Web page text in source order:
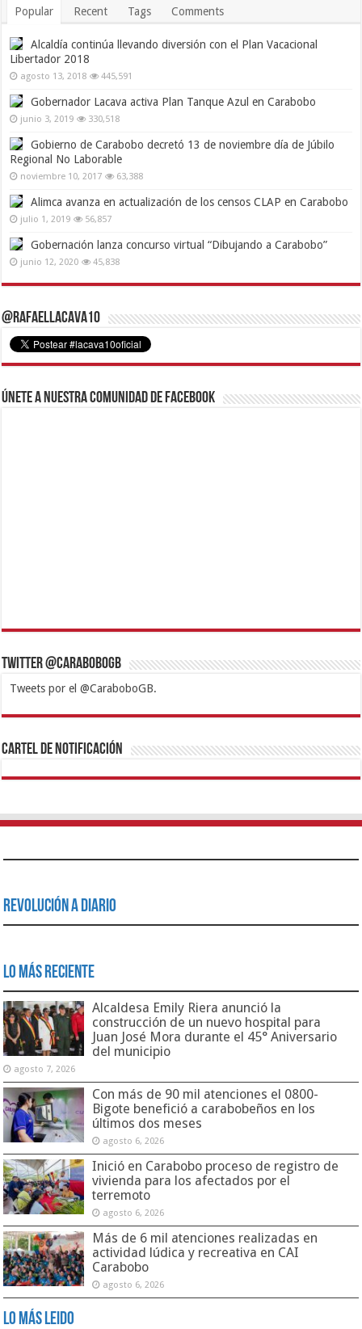
Popular Recent Tags Comments
Alcaldía continúa llevando diversión con el Plan Vacacional
Libertador 2018
agosto 13, 2018 445,591
Gobernador Lacava activa Plan Tanque Azul en Carabobo
junio 3, 2019 330,518
Gobierno de Carabobo decretó 13 de noviembre día de Júbilo
Regional No Laborable
noviembre 10, 2017 63,388
Alimca avanza en actualización de los censos CLAP en Carabobo
julio 1, 2019 56,857
Gobernación lanza concurso virtual “Dibujando a Carabobo”
junio 12, 2020 45,838
@RafaelLacava10
Únete a nuestra comunidad de Facebook
Twitter @CaraboboGB
Tweets por el @CaraboboGB.
1xbetBetturkeyBetistKralbetSupertotobetTipobetMatadorbetMariobet
https://mvbcasino.com/
Cartel de Notificación
Revolución a Diario
Lo Más Reciente
Alcaldesa Emily Riera anunció la
construcción de un nuevo hospital para
Juan José Mora durante el 45° Aniversario
del municipio
agosto 7, 2026
Con más de 90 mil atenciones el 0800-
Bigote benefició a carabobeños en los
últimos dos meses
agosto 6, 2026
Inició en Carabobo proceso de registro de
vivienda para los afectados por el
terremoto
agosto 6, 2026
Más de 6 mil atenciones realizadas en
actividad lúdica y recreativa en CAI
Carabobo
agosto 6, 2026
Lo Más Leido